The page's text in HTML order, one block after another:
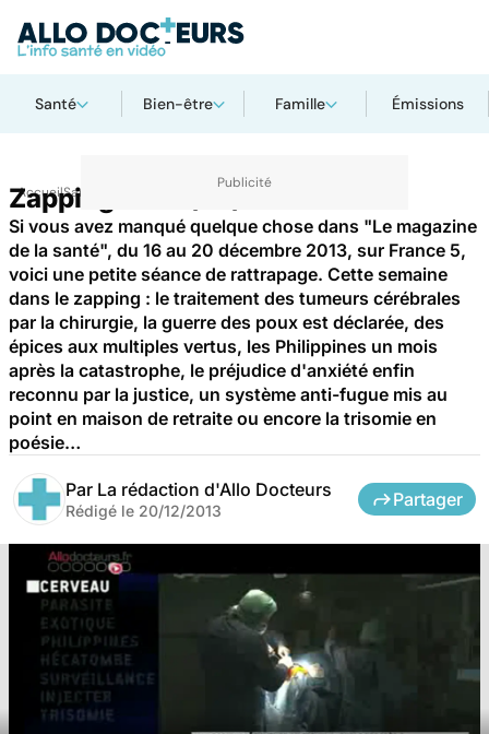
Santé Bien-être Famille Émissions
AccueilSanté
Zapping du 20/12/2013
Si vous avez manqué quelque chose dans "Le magazine
de la santé", du 16 au 20 décembre 2013, sur France 5,
voici une petite séance de rattrapage. Cette semaine
dans le zapping : le traitement des tumeurs cérébrales
par la chirurgie, la guerre des poux est déclarée, des
épices aux multiples vertus, les Philippines un mois
après la catastrophe, le préjudice d'anxiété enfin
reconnu par la justice, un système anti-fugue mis au
point en maison de retraite ou encore la trisomie en
poésie…
Par La rédaction d'Allo Docteurs
Rédigé le 20/12/2013
Partager